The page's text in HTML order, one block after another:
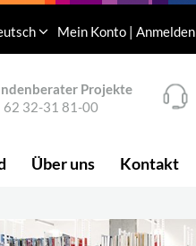
Mein Konto | Anmelden
Projekte
62 32-31 81-00
Über uns Kontakt